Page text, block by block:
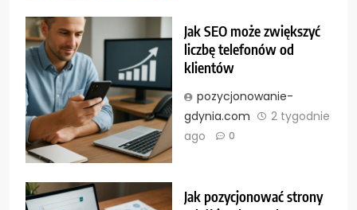
Jak SEO może zwiększyć
liczbę telefonów od
klientów
pozycjonowanie-
gdynia.com
2 tygodnie
ago
0
Jak pozycjonować strony